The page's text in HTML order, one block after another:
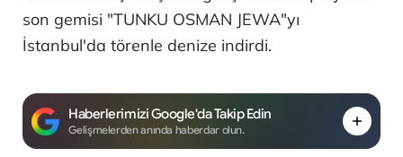
son gemisi "TUNKU OSMAN JEWA"yı
İstanbul'da törenle denize indirdi.
Haberlerimizi Google'da Takip Edin
Gelişmelerden anında haberdar olun.